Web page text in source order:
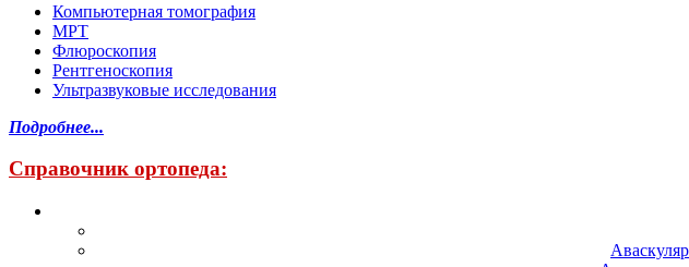
Компьютерная томография
МРТ
Флюроскопия
Рентгеноскопия
Ультразвуковые исследования
Подробнее...
Справочник ортопеда: